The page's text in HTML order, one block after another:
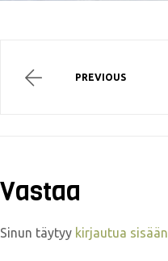
PREVIOUS
Vastaa
Sinun täytyy kirjautua sisään